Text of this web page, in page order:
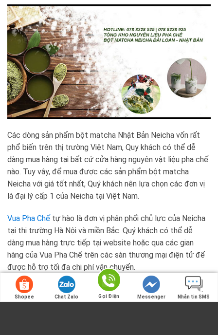
Các dòng sản phẩm bột matcha Nhật Bản Neicha vốn rất
phổ biến trên thị trường Việt Nam, Quy khách có thể dễ
dàng mua hàng tại bất cứ cửa hàng nguyên vật liệu pha chế
nào. Tuy vậy, để mua được các sản phẩm bột matcha
Neicha với giá tốt nhất, Quý khách nên lựa chọn các đơn vị
là đại lý cấp 1 của Neicha tại Việt Nam.
Vua Pha Chế tự hào là đơn vị phân phối chủ lực của Neicha
tại thị trường Hà Nội và miền Bắc. Quý khách có thể dễ
dàng mua hàng trực tiếp tại website hoặc qua các gian
hàng của Vua Pha Chế trên các sàn thương mại điện tử để
được hỗ trợ tối đa chi phí vận chuyển.
Shopee Chat Zalo Gọi Điện Messenger Nhắn tin SMS